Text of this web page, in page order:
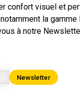
visuel et
la
à notre
Newsletter